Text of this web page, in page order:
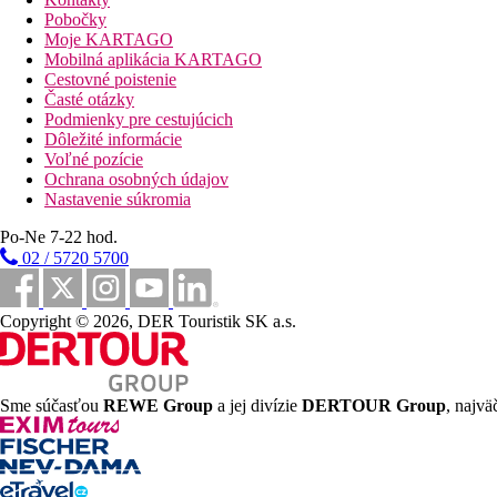
satelit.TV s plochou obrazovkou s miestnymi kanálmi a pay TV.
Vzdialenosti
20 km
Centrum mesta
15 km
Vzdialenosť od najbližšieho letiska
Nákupy
200 m
Vzdialenosť k pláži
350 m
Turistické centrum
250 m
Reštaurácia
250 m
Bary/krčmičky
Pobočky
Moje KARTAGO
Mobilná aplikácia KARTAGO
Cestovné poistenie
Časté otázky
Podmienky pre cestujúcich
Dôležité informácie
Voľné pozície
Ochrana osobných údajov
Nastavenie súkromia
Po-Ne 7-22 hod.
02 / 5720 5700
Copyright © 2026, DER Touristik SK a.s.
Sme súčasťou REWE Group a jej divízie DERTOUR Group,